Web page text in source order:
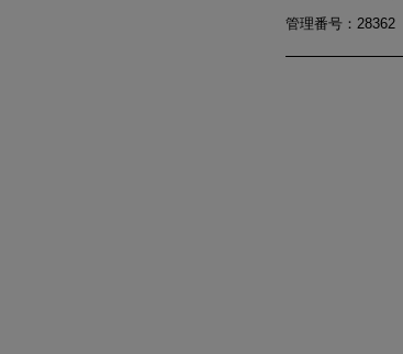
管理番号：28362